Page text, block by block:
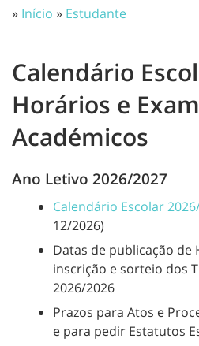
» Início » Estudante
Calendário
Horários e
Académicos
Ano Letivo 2026/2027
Calendário Escolar
12/2026)
Datas de publicação de
inscrição e sorteio dos
2026/2026
Prazos para Atos e
e para pedir Estatutos